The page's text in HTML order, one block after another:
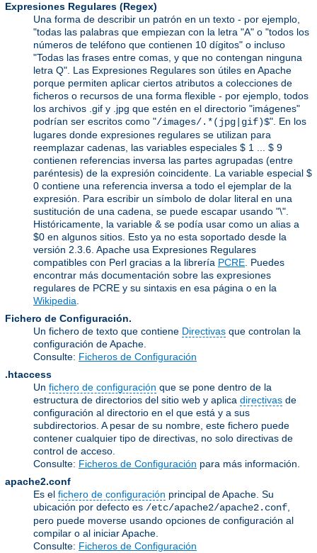
Expresiones Regulares (Regex)
Una forma de describir un patrón en un texto - por ejemplo,
"todas las palabras que empiezan con la letra "A" o "todos los
números de teléfono que contienen 10 dígitos" o incluso
"Todas las frases entre comas, y que no contengan ninguna
letra Q". Las Expresiones Regulares son útiles en Apache
porque permiten aplicar ciertos atributos a colecciones de
ficheros o recursos de una forma flexible - por ejemplo, todos
los archivos .gif y .jpg que estén en el directorio "imágenes"
podrían ser escritos como "/images/.*(jpg|gif)$". En los
lugares donde expresiones regulares se utilizan para
reemplazar cadenas, las variables especiales $ 1 ... $ 9
contienen referencias inversa las partes agrupadas (entre
paréntesis) de la expresión coincidente. La variable especial $
0 contiene una referencia inversa a todo el ejemplar de la
expresión. Para escribir un símbolo de dolar literal en una
sustitución de una cadena, se puede escapar usando "\".
Históricamente, la variable & se podía usar como un alias a
$0 en algunos sitios. Esto ya no esta soportado desde la
versión 2.3.6. Apache usa Expresiones Regulares
compatibles con Perl gracias a la librería PCRE . Puedes
encontrar más documentación sobre las expresiones
regulares de PCRE y su sintaxis en esa página o en la
Wikipedia
Fichero de Configuración.
Un fichero de texto que contiene Directivas que controlan la
configuración de Apache.
Consulte: Ficheros de Configuración
.htaccess
Un fichero de configuración que se pone dentro de la
estructura de directorios del sitio web y aplica directivas de
configuración al directorio en el que está y a sus
subdirectorios. A pesar de su nombre, este fichero puede
contener cualquier tipo de directivas, no solo directivas de
control de acceso.
Consulte: Ficheros de Configuración para más información.
apache2.conf
Es el fichero de configuración principal de Apache. Su
ubicación por defecto es /etc/apache2/apache2.conf
pero puede moverse usando opciones de configuración al
compilar o al iniciar Apache.
Consulte: Ficheros de Configuración